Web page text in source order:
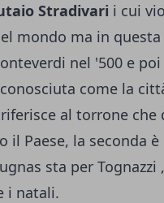
Stradivari i cui
mondo ma in
nel '500 e
come la
al torrone
Paese, la seconda è
sta per
i natali.